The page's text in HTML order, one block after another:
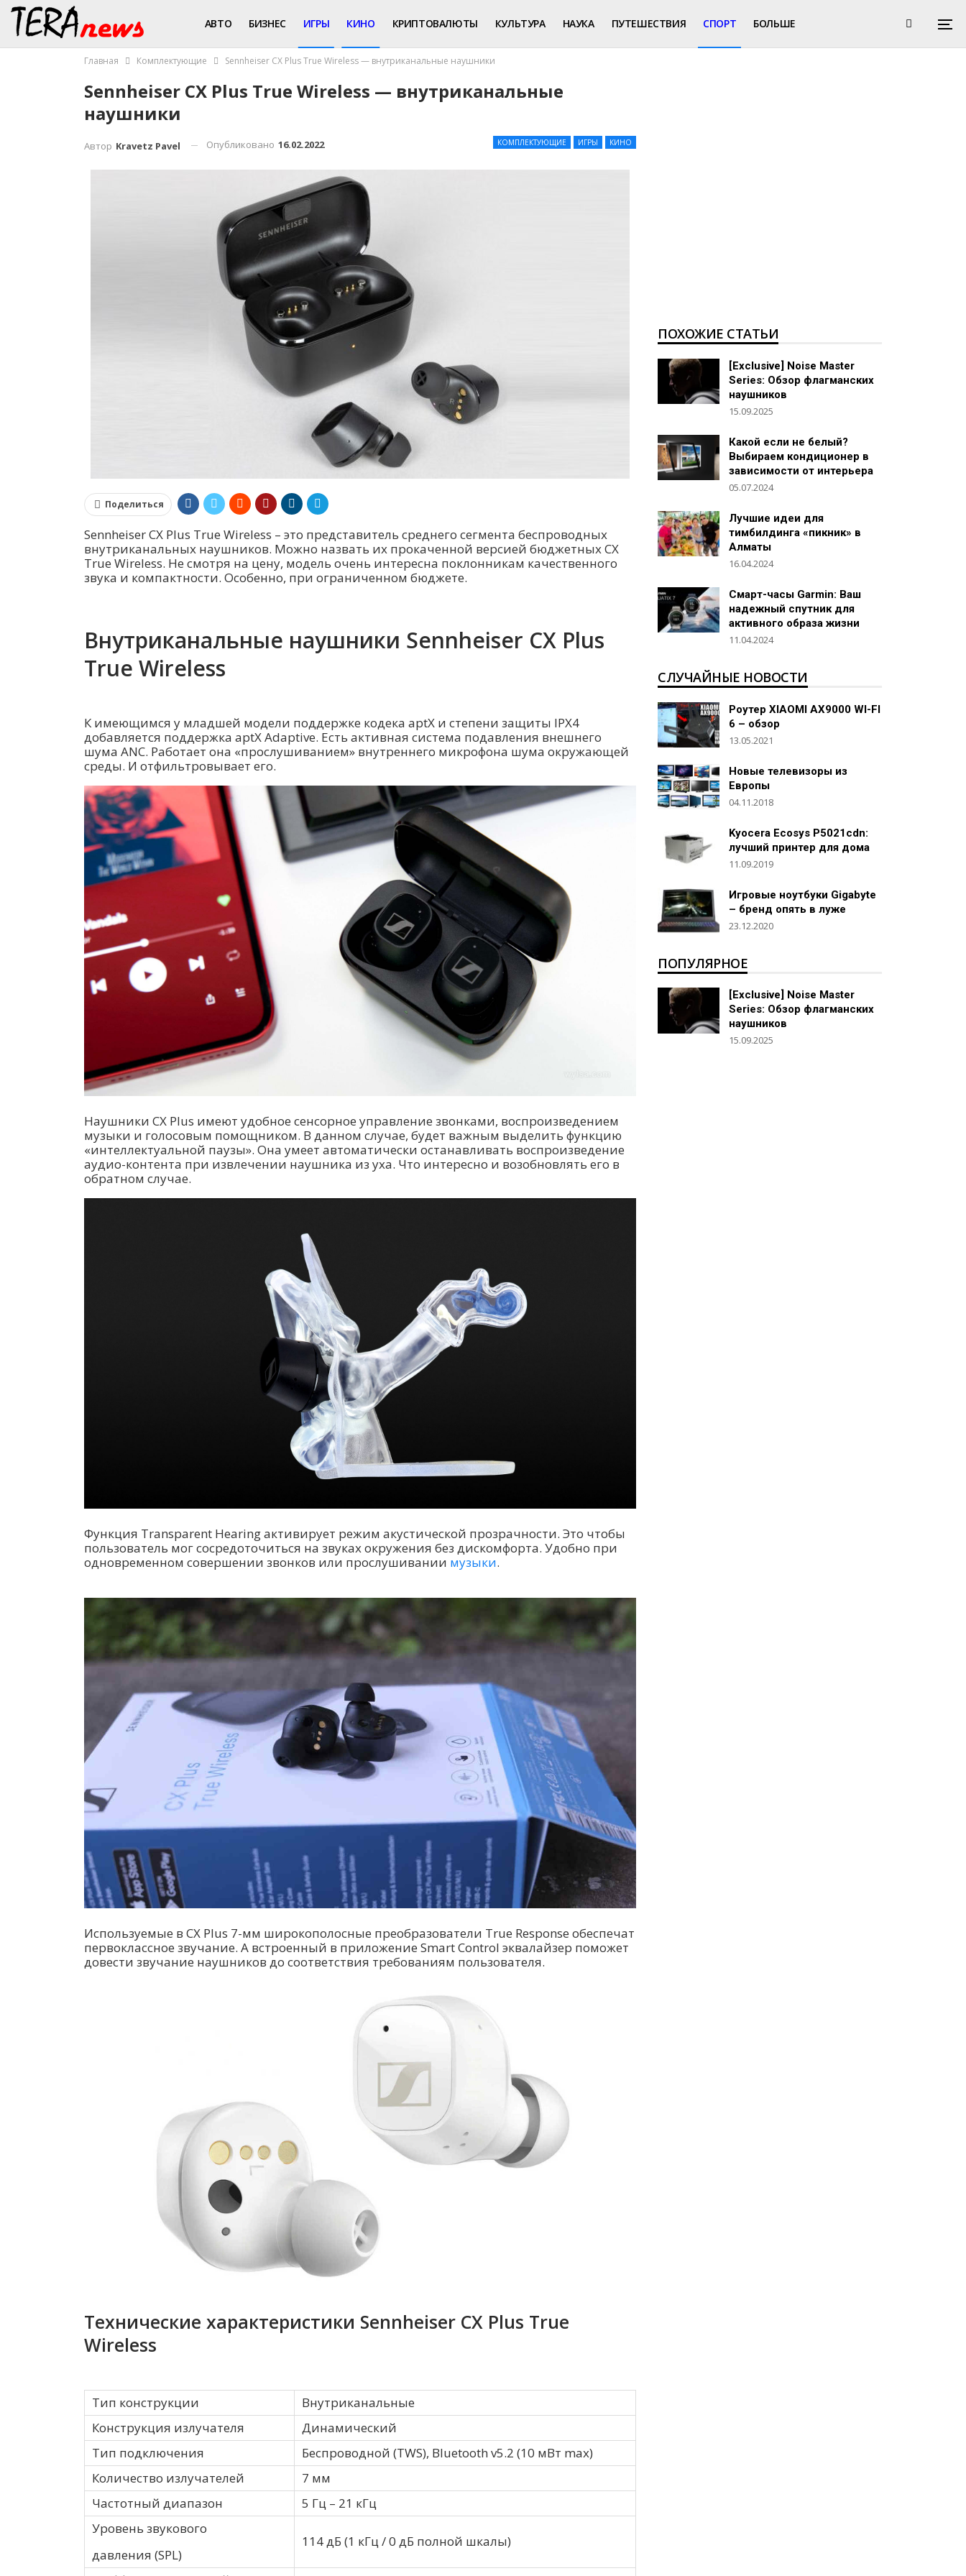
АВТО БИЗНЕС ИГРЫ КИНО КРИПТОВАЛЮТЫ КУЛЬТУРА НАУКА ПУТЕШЕСТВИЯ СПОРТ БОЛЬШЕ
Главная Комплектующие Sennheiser CX Plus True Wireless — внутриканальные наушники
Sennheiser CX Plus True Wireless — внутриканальные
наушники
КОМПЛЕКТУЮЩИЕ ИГРЫ КИНО
Автор Kravetz Pavel Опубликовано 16.02.2022
Поделиться
Sennheiser CX Plus True Wireless – это представитель среднего сегмента беспроводных
внутриканальных наушников. Можно назвать их прокаченной версией бюджетных CX
True Wireless. Не смотря на цену, модель очень интересна поклонникам качественного
звука и компактности. Особенно, при ограниченном бюджете.
Внутриканальные наушники Sennheiser CX Plus
True Wireless
К имеющимся у младшей модели поддержке кодека aptX и степени защиты IPX4
добавляется поддержка aptX Adaptive. Есть активная система подавления внешнего
шума ANC. Работает она «прослушиванием» внутреннего микрофона шума окружающей
среды. И отфильтровывает его.
Наушники CX Plus имеют удобное сенсорное управление звонками, воспроизведением
музыки и голосовым помощником. В данном случае, будет важным выделить функцию
«интеллектуальной паузы». Она умеет автоматически останавливать воспроизведение
аудио-контента при извлечении наушника из уха. Что интересно и возобновлять его в
обратном случае.
Функция Transparent Hearing активирует режим акустической прозрачности. Это чтобы
пользователь мог сосредоточиться на звуках окружения без дискомфорта. Удобно при
одновременном совершении звонков или прослушивании музыки.
Используемые в CX Plus 7-мм широкополосные преобразователи True Response обеспечат
первоклассное звучание. А встроенный в приложение Smart Control эквалайзер поможет
довести звучание наушников до соответствия требованиям пользователя.
Технические характеристики Sennheiser CX Plus True
Wireless
Тип конструкции
Внутриканальные
Конструкция излучателя
Динамический
Тип подключения
Беспроводной (TWS), Bluetooth v5.2 (10 мВт max)
Количество излучателей
7 мм
Частотный диапазон
5 Гц – 21 кГц
Уровень звукового
давления (SPL)
114 дБ (1 кГц / 0 дБ полной шкалы)
ПОХОЖИЕ СТАТЬИ
[Exclusive] Noise Master
Series: Обзор флагманских
наушников
15.09.2025
Какой если не белый?
Выбираем кондиционер в
зависимости от интерьера
05.07.2024
Лучшие идеи для
тимбилдинга «пикник» в
Алматы
16.04.2024
Смарт-часы Garmin: Ваш
надежный спутник для
активного образа жизни
11.04.2024
СЛУЧАЙНЫЕ НОВОСТИ
Роутер XIAOMI AX9000 WI-FI
6 – обзор
13.05.2021
Новые телевизоры из
Европы
04.11.2018
Kyocera Ecosys P5021cdn:
лучший принтер для дома
11.09.2019
Игровые ноутбуки Gigabyte
– бренд опять в луже
23.12.2020
ПОПУЛЯРНОЕ
[Exclusive] Noise Master
Series: Обзор флагманских
наушников
15.09.2025